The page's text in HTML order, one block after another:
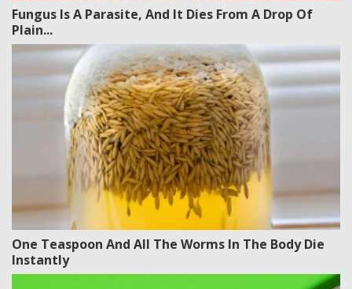
Fungus Is A Parasite, And It Dies From A Drop Of
Plain...
One Teaspoon And All The Worms In The Body Die
Instantly